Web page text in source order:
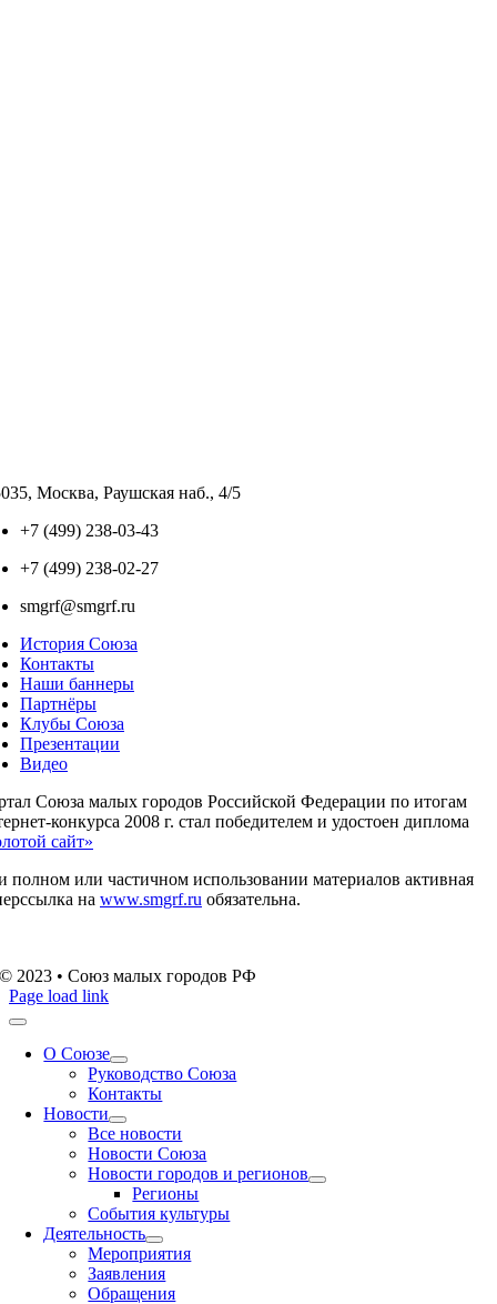
Москва, Раушская наб., 4/5
+7 (499) 238-03-43
+7 (499) 238-02-27
smgrf@smgrf.ru
История Союза
Контакты
Наши баннеры
Партнёры
Клубы Союза
Презентации
Видео
Союза малых городов Российской Федерации по итогам
конкурса 2008 г. стал победителем и удостоен диплома
сайт»
полном или частичном использовании материалов активная
на www.smgrf.ru обязательна.
© 2023 • Союз малых городов РФ
Page load link
О Союзе
Руководство Союза
Контакты
Новости
Все новости
Новости Союза
Новости городов и регионов
Регионы
События культуры
Деятельность
Мероприятия
Заявления
Обращения